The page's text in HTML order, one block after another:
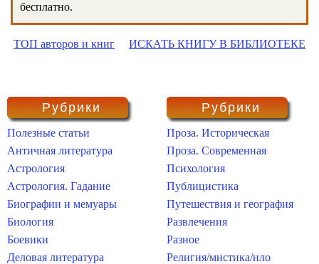
бесплатно.
ТОП авторов и книг ИСКАТЬ КНИГУ В БИБЛИОТЕКЕ
Рубрики
Полезные статьи
Античная литература
Астрология
Астрология. Гадание
Биографии и мемуары
Биология
Боевики
Деловая литература
Рубрики
Проза. Историческая
Проза. Современная
Психология
Публицистика
Путешествия и география
Развлечения
Разное
Религия/мистика/нло